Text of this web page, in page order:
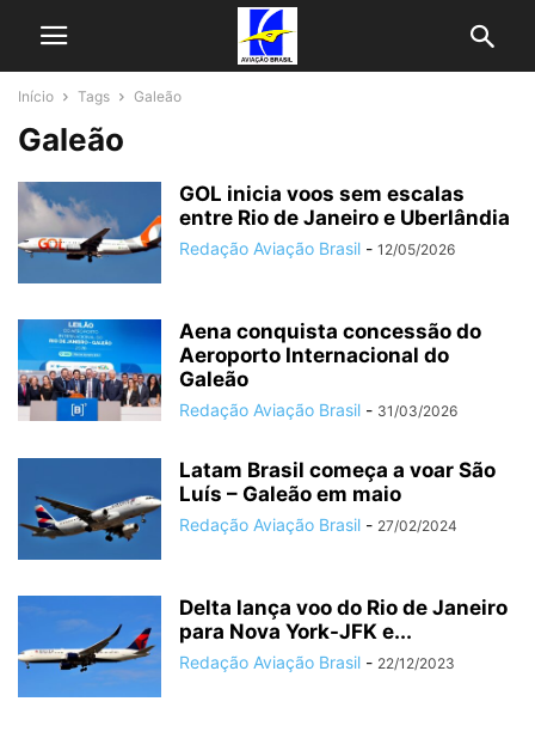
Início Tags Galeão
Galeão
GOL inicia voos sem escalas
entre Rio de Janeiro e Uberlândia
Redação Aviação Brasil - 12/05/2026
Aena conquista concessão do
Aeroporto Internacional do
Galeão
Redação Aviação Brasil - 31/03/2026
Latam Brasil começa a voar São
Luís – Galeão em maio
Redação Aviação Brasil - 27/02/2024
Delta lança voo do Rio de Janeiro
para Nova York-JFK e...
Redação Aviação Brasil - 22/12/2023